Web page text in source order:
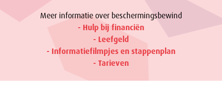
Meer informatie over beschermingsbewind
- Hulp bij financiën
- Leefgeld
- Informatiefilmpjes en stappenplan
- Tarieven